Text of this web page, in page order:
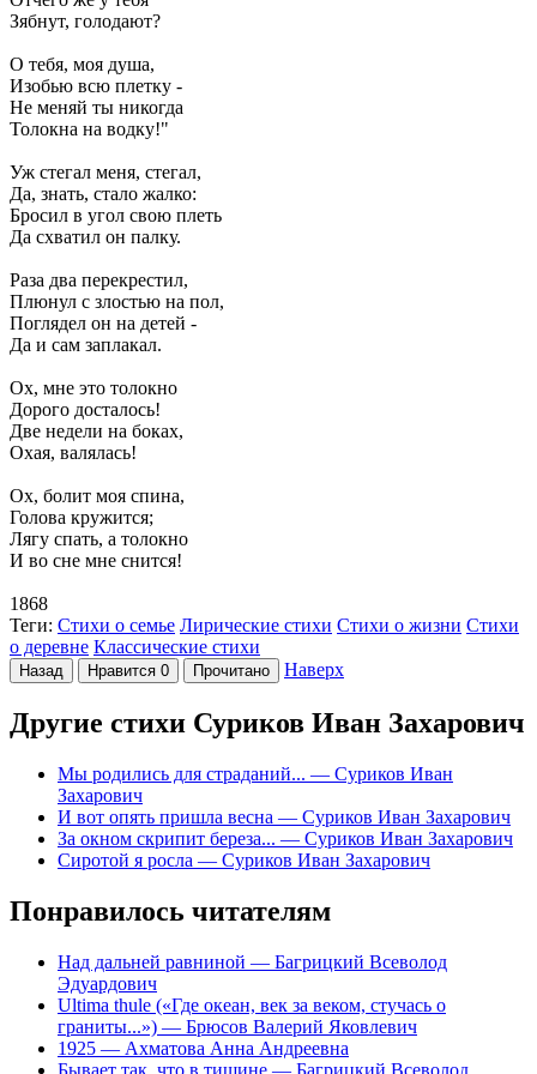
Зябнут, голодают?
О тебя, моя душа,
Изобью всю плетку -
Не меняй ты никогда
Толокна на водку!"
Уж стегал меня, стегал,
Да, знать, стало жалко:
Бросил в угол свою плеть
Да схватил он палку.
Раза два перекрестил,
Плюнул с злостью на пол,
Поглядел он на детей -
Да и сам заплакал.
Ох, мне это толокно
Дорого досталось!
Две недели на боках,
Охая, валялась!
Ох, болит моя спина,
Голова кружится;
Лягу спать, а толокно
И во сне мне снится!
1868
Теги: Стихи о семье Лирические стихи Стихи о жизни Стихи
о деревне Классические стихи
Назад Нравится 0 Прочитано Наверх
Другие стихи Суриков Иван Захарович
Мы родились для страданий... — Суриков Иван
Захарович
И вот опять пришла весна — Суриков Иван Захарович
За окном скрипит береза... — Суриков Иван Захарович
Сиротой я росла — Суриков Иван Захарович
Понравилось читателям
Над дальней равниной — Багрицкий Всеволод
Эдуардович
Ultima thule («Где океан, век за веком, стучась о
граниты...») — Брюсов Валерий Яковлевич
1925 — Ахматова Анна Андреевна
Бывает так, что в тишине — Багрицкий Всеволод